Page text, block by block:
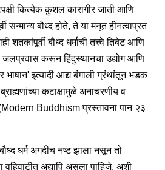
कित्येक कुशल कारागीर जाती आणि
सन्मान्य बौध्द होते, ते या मनूत हीनत्वाप्रत
शतकांपूर्वी बौध्द धर्माची तत्त्वे तिबेट आणि
जलप्रवास करून हिंदुस्थानचा उद्योग आणि
भाषान' इत्यादी आद्य बंगाली ग्रंथांतून भडक
कटाक्षामुळे अनाचरणीय व
Buddhism प्रस्तावना पान २३
धर्म अगदीच नष्ट झाला नसून तो
वहिवाटीत अद्यापि असला पाहिजे, अशी